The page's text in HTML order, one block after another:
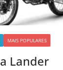
MAIS POPULARES
Lander